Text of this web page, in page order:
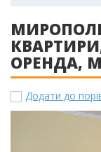
ОРЕНДА,
Додати до